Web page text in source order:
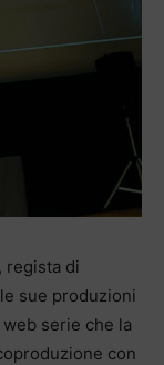
regista di
sue produzioni
web serie che la
con